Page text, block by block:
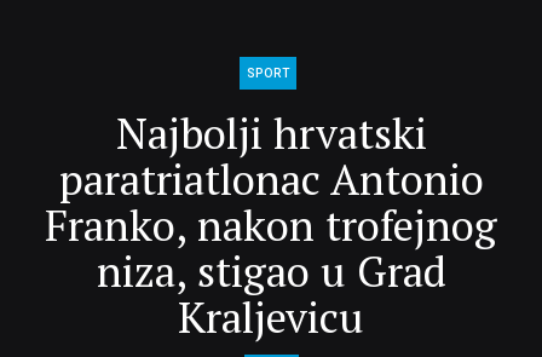
SPORT
Najbolji hrvatski
paratriatlonac Antonio
Franko, nakon trofejnog
niza, stigao u Grad
Kraljevicu